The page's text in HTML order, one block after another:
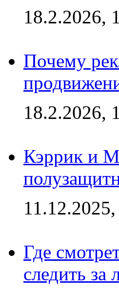
18.2.2026,
Почему
18.2.2026,
Кэррик и
Где
следить